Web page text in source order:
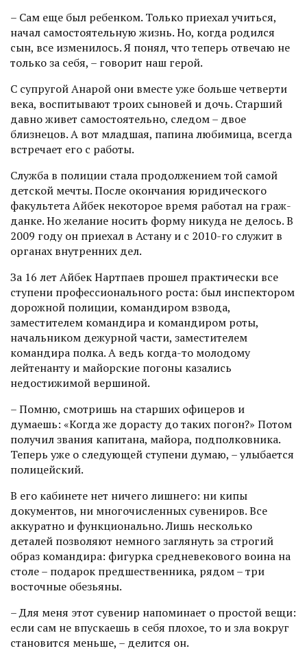
– Сам еще был ребенком. Только приехал учиться,
начал самостоятельную жизнь. Но, когда родился
сын, все изменилось. Я понял, что теперь отвечаю не
только за себя, – говорит наш герой.
С супругой Анарой они вместе уже больше четверти
века, воспитывают троих сыновей и дочь. Старший
давно живет самостоятельно, следом – двое
близнецов. А вот младшая, папина любимица, всегда
встречает его с работы.
Служба в полиции стала продолжением той самой
детской мечты. После окончания юридического
факультета Айбек некоторое время работал на граж­
данке. Но желание носить форму никуда не делось. В
2009 году он приехал в Астану и с 2010-го служит в
органах внутренних дел.
За 16 лет Айбек Нартпаев прошел практически все
ступени профессионального роста: был инспектором
дорожной полиции, командиром взвода,
заместителем командира и командиром роты,
начальником дежурной части, заместителем
командира полка. А ведь когда-то молодому
лейтенанту и майорские погоны казались
недостижимой вершиной.
– Помню, смотришь на старших офицеров и
думаешь: «Когда же дорасту до таких погон?» Потом
получил звания капитана, майора, подполковника.
Теперь уже о следующей ступени думаю, – улыбается
полицейский.
В его кабинете нет ничего лишнего: ни кипы
документов, ни многочисленных сувениров. Все
аккуратно и функционально. Лишь несколько
деталей позволяют немного заглянуть за строгий
образ командира: фигурка средневекового воина на
столе – подарок предшественника, рядом – три
восточные обезьяны.
– Для меня этот сувенир напоминает о простой вещи:
если сам не впускаешь в себя плохое, то и зла вокруг
становится меньше, – делится он.